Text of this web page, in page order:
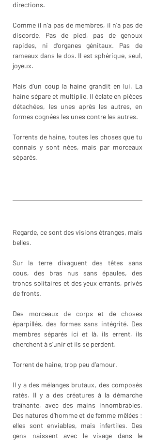
directions.
Comme il n’a pas de membres, il n’a pas de
discorde. Pas de pied, pas de genoux
rapides, ni d’organes génitaux. Pas de
rameaux dans le dos. Il est sphérique, seul,
joyeux.
Mais d’un coup la haine grandit en lui. La
haine sépare et multiplie. Il éclate en pièces
détachées, les unes après les autres, en
formes cognées les unes contre les autres.
Torrents de haine, toutes les choses que tu
connais y sont nées, mais par morceaux
séparés.
Regarde, ce sont des visions étranges, mais
belles.
Sur la terre divaguent des têtes sans
cous, des bras nus sans épaules, des
troncs solitaires et des yeux errants, privés
de fronts.
Des morceaux de corps et de choses
éparpillés, des formes sans intégrité. Des
membres séparés ici et là, ils errent, ils
cherchent à s’unir et ils se perdent.
Torrent de haine, trop peu d’amour.
Il y a des mélanges brutaux, des composés
ratés. Il y a des créatures à la démarche
traînante, avec des mains innombrables.
Des natures d’homme et de femme mêlées :
elles sont enviables, mais infertiles. Des
gens naissent avec le visage dans le